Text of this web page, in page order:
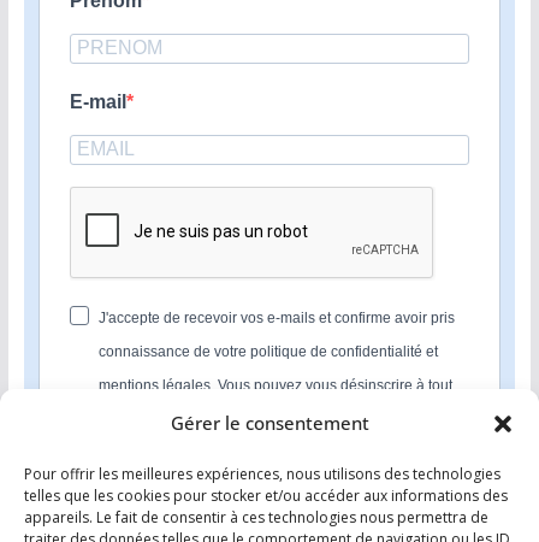
Gérer le consentement
Pour offrir les meilleures expériences, nous utilisons des technologies
telles que les cookies pour stocker et/ou accéder aux informations des
appareils. Le fait de consentir à ces technologies nous permettra de
E-mail
J'accepte de recevoir vos e-mails et confirme avoir pris
connaissance de votre politique de confidentialité et
mentions légales. Vous pouvez vous désinscrire à tout
moment en cliquant sur le lien présent dans nos emails.
S'INSCRIRE
Nous utilisons Sendinblue en tant que plateforme